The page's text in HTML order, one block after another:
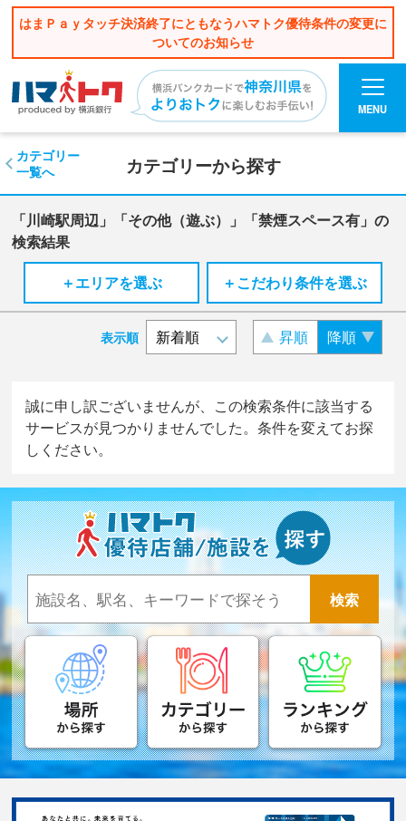
はまＰａｙタッチ決済終了にともなうハマトク優待条件の変更に
ついてのお知らせ
MENU
カテゴリーから探す
カテゴリー
一覧へ
「川崎駅周辺」「その他（遊ぶ）」「禁煙スペース有」の
検索結果
＋エリアを選ぶ
＋こだわり条件を選ぶ
表示順 昇順 降順
誠に申し訳ございませんが、この検索条件に該当する
サービスが見つかりませんでした。条件を変えてお探
しください。